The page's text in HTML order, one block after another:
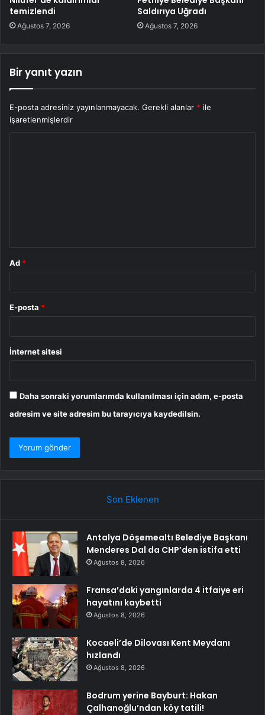
temizlendi
Ağustos 7, 2026
Saldırıya Uğradı
Ağustos 7, 2026
Bir yanıt yazın
E-posta adresiniz yayınlanmayacak. Gerekli alanlar * ile
işaretlenmişlerdir
Ad *
E-posta *
İnternet sitesi
Daha sonraki yorumlarımda kullanılması için adım, e-posta
adresim ve site adresim bu tarayıcıya kaydedilsin.
Son Eklenen
Antalya Döşemealtı Belediye Başkanı
Menderes Dal da CHP’den istifa etti
Ağustos 8, 2026
Fransa’daki yangınlarda 4 itfaiye eri
hayatını kaybetti
Ağustos 8, 2026
Kocaeli’de Dilovası Kent Meydanı
hızlandı
Ağustos 8, 2026
Bodrum yerine Bayburt: Hakan
Çalhanoğlu’ndan köy tatili!